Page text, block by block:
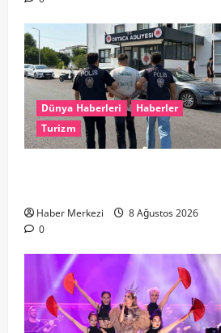
Dünya Haberleri
Haberler
Turizm
Haber Merkezi
8 Ağustos 2026
0